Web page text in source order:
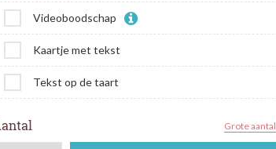
Videoboodschap
Kaartje met tekst
Tekst op de taart
Grote